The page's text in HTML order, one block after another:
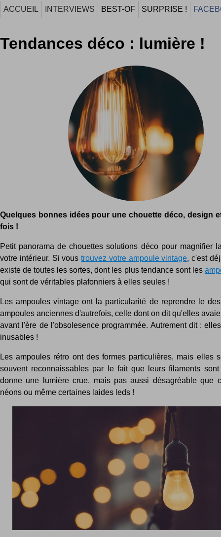
ACCUEIL INTERVIEWS BEST-OF SURPRISE !
Tendances déco : lumière !
Quelques bonnes idées pour une chouette déco, design
fois !
Petit panorama de chouettes solutions déco pour magnifier
votre intérieur. Si voustrouvez votre ampoule vintage, c'est
existe de toutes les sortes, dont les plus tendance sont les
qui sont de véritables plafonniers à elles seules !
Les ampoules vintage ont la particularité de reprendre le
ampoules anciennes d'autrefois, celle dont on dit qu'elles
avant l'ère de l'obsolesence programmée. Autrement dit :
inusables !
Les ampoules rétro ont des formes particulières, mais elles
souvent reconnaissables par le fait que leurs filaments
donne une lumière crue, mais pas aussi désagréable que
néons ou même certaines laides leds !